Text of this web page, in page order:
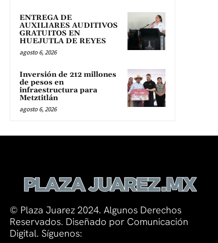
ENTREGA DE
AUXILIARES AUDITIVOS
GRATUITOS EN
HUEJUTLA DE REYES
agosto 6, 2026
Inversión de 212 millones
de pesos en
infraestructura para
Metztitlán
agosto 6, 2026
© Plaza Juarez 2024. Algunos Derechos
Reservados. Diseñado por Comunicación
Digital. Síguenos: